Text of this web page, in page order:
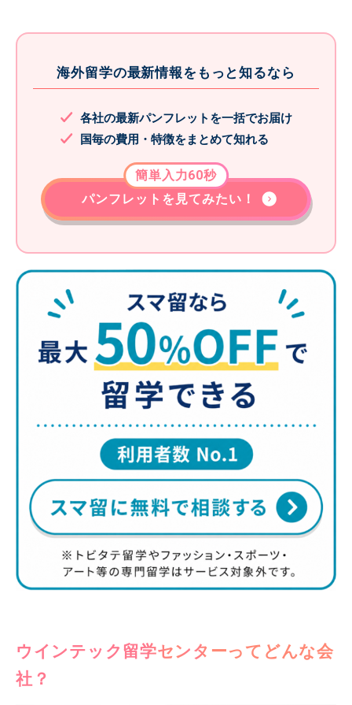
海外留学の最新情報をもっと知るなら
各社の最新パンフレットを一括でお届け
国毎の費用・特徴をまとめて知れる
パンフレットを見てみたい！
簡単入力60秒
ウインテック留学センターってどんな会
社？